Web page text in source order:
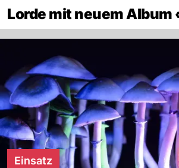
Lorde mit neuem Album
Einsatz